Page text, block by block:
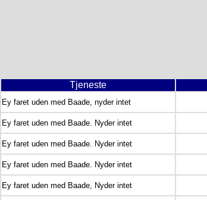
Tjeneste
Ey faret uden med Baade, nyder intet
Ey faret uden med Baade. Nyder intet
Ey faret uden med Baade. Nyder intet
Ey faret uden med Baade. Nyder intet
Ey faret uden med Baade, Nyder intet